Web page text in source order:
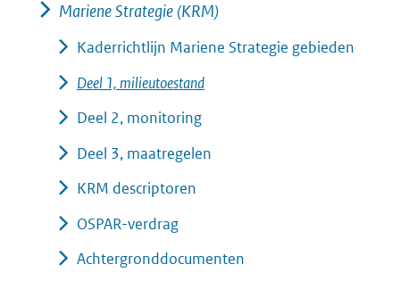
Mariene Strategie (KRM)
Kaderrichtlijn Mariene Strategie gebieden
Deel 1, milieutoestand
Deel 2, monitoring
Deel 3, maatregelen
KRM descriptoren
OSPAR-verdrag
Achtergronddocumenten